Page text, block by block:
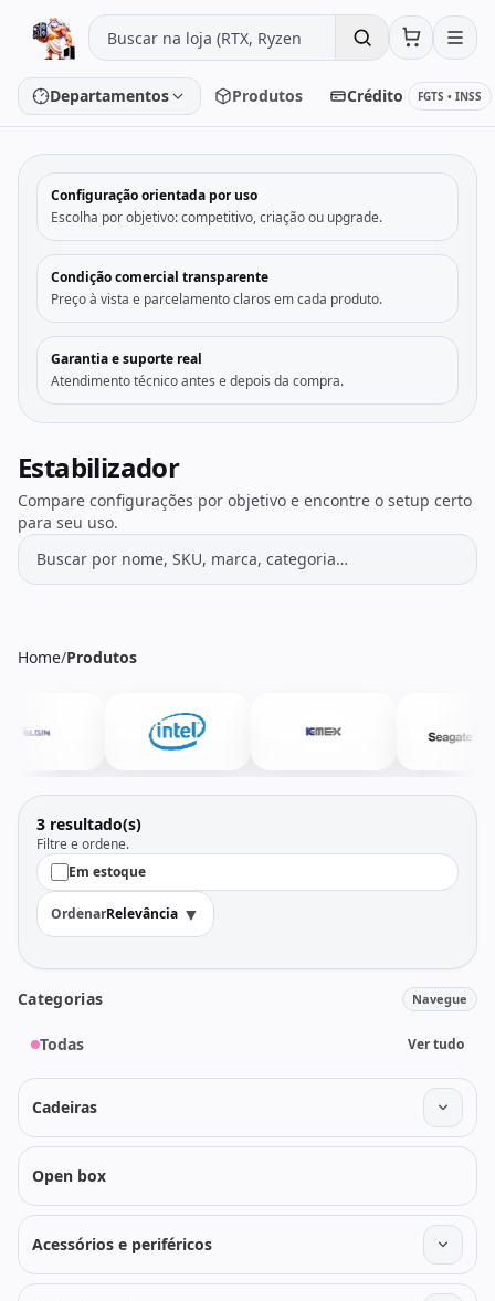
Pular para o conteúdo
Departamentos
Placa de vídeo
Placa-mãe Memória
SSD/HD Periféricos
PC Gamer Notebooks
Todos os produtos Seleções
Atendimento
Produtos Crédito FGTS • INSS
‹ ›
Configuração orientada por uso
Escolha por objetivo: competitivo, criação ou upgrade.
Condição comercial transparente
Preço à vista e parcelamento claros em cada produto.
Garantia e suporte real
Atendimento técnico antes e depois da compra.
Estabilizador
Compare configurações por objetivo e encontre o setup certo
para seu uso.
Home/Produtos
3 resultado(s)
Filtre e ordene.
Em estoque
OrdenarRelevância ▼
Categorias Navegue
Todas Ver tudo
Cadeiras
Open box
Acessórios e periféricos